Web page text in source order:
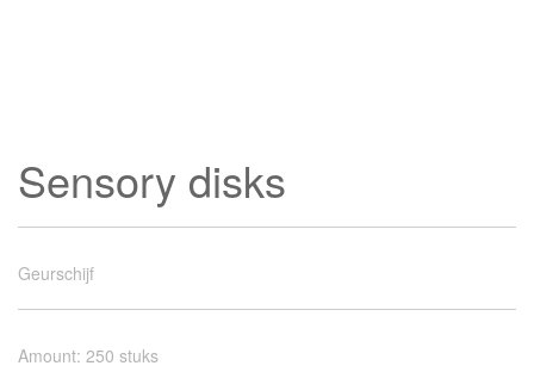
Sensory disks
Geurschijf
Amount: 250 stuks